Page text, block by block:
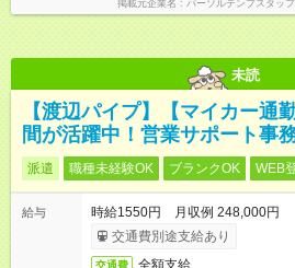
掲載元企業名 パーソルテンプスタッ
未読
【渡辺パイプ】【マイカー通
間が活躍中！営業サポート事
派遣 職種未経験OK ブランクOK WEB
給与
時給1550円 月収例 248,000円
交通費別途支給あり
交通費 全額支給